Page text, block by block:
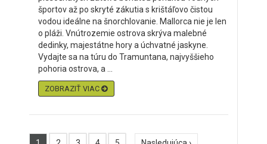
športov až po skryté zákutia s krištáľovo čistou
vodou ideálne na šnorchlovanie. Mallorca nie je len
o pláži. Vnútrozemie ostrova skrýva malebné
dedinky, majestátne hory a úchvatné jaskyne.
Vydajte sa na túru do Tramuntana, najvyššieho
pohoria ostrova, a ...
ZOBRAZIŤ VIAC